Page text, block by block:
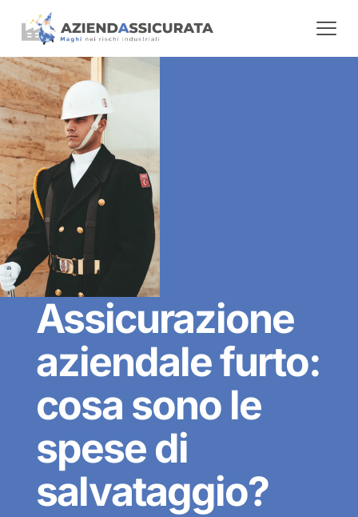
Assicurazione
aziendale furto:
cosa sono le
spese di
salvataggio?